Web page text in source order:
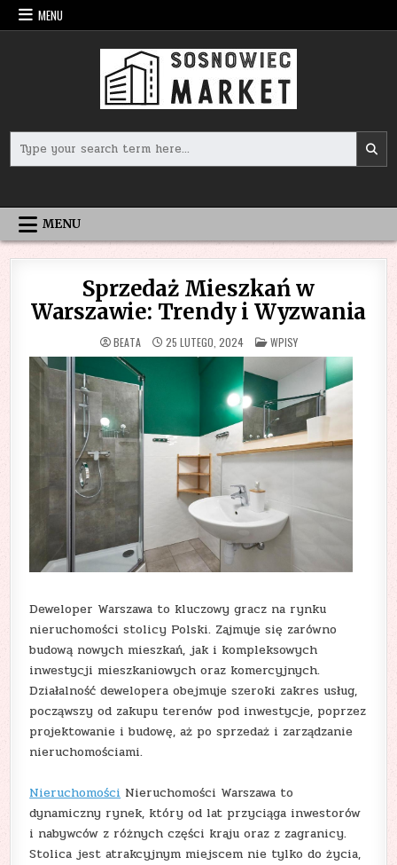
Skip
to
MENU
for:
MENU
Sprzedaż Mieszkań w
Warszawie: Trendy i Wyzwania
BEATA 25 LUTEGO, 2024 POSTED
IN
WPISY
Deweloper Warszawa to kluczowy gracz na rynku
nieruchomości stolicy Polski. Zajmuje się zarówno
budową nowych mieszkań, jak i kompleksowych
inwestycji mieszkaniowych oraz komercyjnych.
Działalność dewelopera obejmuje szeroki zakres usług,
począwszy od zakupu terenów pod inwestycje, poprzez
projektowanie i budowę, aż po sprzedaż i zarządzanie
nieruchomościami.
NieruchomościNieruchomości Warszawa to
dynamiczny rynek, który od lat przyciąga inwestorów
i nabywców z różnych części kraju oraz z zagranicy.
Stolica jest atrakcyjnym miejscem nie tylko do życia,